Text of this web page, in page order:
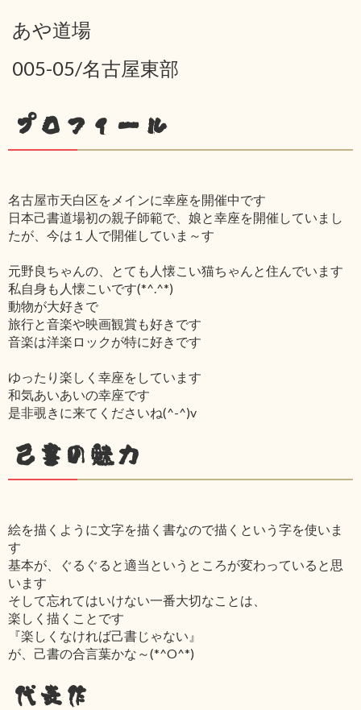
あや道場
005-05/名古屋東部
プロフィール
名古屋市天白区をメインに幸座を開催中です
日本己書道場初の親子師範で、娘と幸座を開催していまし
たが、今は１人で開催していま～す
元野良ちゃんの、とても人懐こい猫ちゃんと住んでいます
私自身も人懐こいです(*^.^*)
動物が大好きで
旅行と音楽や映画観賞も好きです
音楽は洋楽ロックが特に好きです
ゆったり楽しく幸座をしています
和気あいあいの幸座です
是非覗きに来てくださいね(^-^)v
己書の魅力
絵を描くように文字を描く書なので描くという字を使いま
す
基本が、ぐるぐると適当というところが変わっていると思
います
そして忘れてはいけない一番大切なことは、
楽しく描くことです
『楽しくなければ己書じゃない』
が、己書の合言葉かな～(*^O^*)
代表作